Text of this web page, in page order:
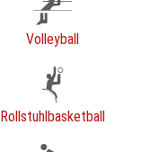
Volleyball
Rollstuhlbasketball